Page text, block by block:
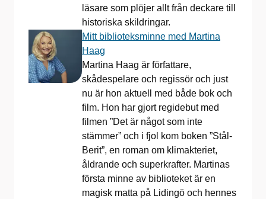
läsare som plöjer allt från deckare till
historiska skildringar.
Mitt biblioteksminne med Martina
Haag
Martina Haag är författare,
skådespelare och regissör och just
nu är hon aktuell med både bok och
film. Hon har gjort regidebut med
filmen ”Det är något som inte
stämmer” och i fjol kom boken ”Stål-
Berit”, en roman om klimakteriet,
åldrande och superkrafter. Martinas
första minne av biblioteket är en
magisk matta på Lidingö och hennes